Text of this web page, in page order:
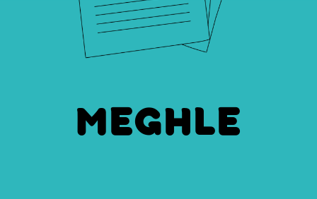
MEGHLE